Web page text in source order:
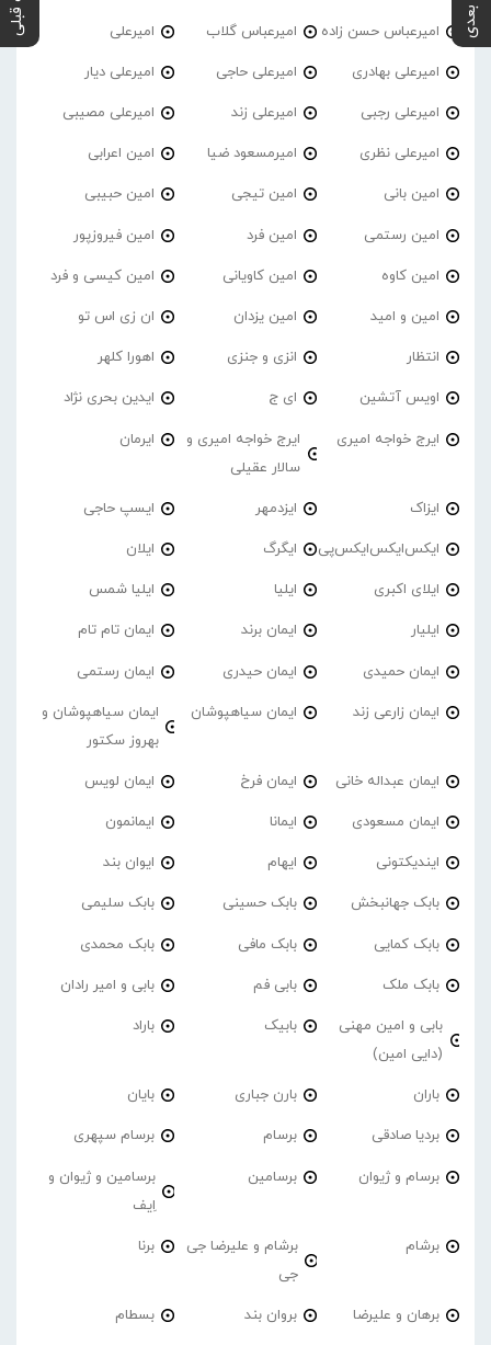
امیرعباس حسن زاده امیرعباس گلاب امیرعلی
امیرعلی بهادری امیرعلی حاجی امیرعلی دیار
امیرعلی رجبی امیرعلی زند امیرعلی مصیبی
امیرعلی نظری امیرمسعود ضیا امین اعرابی
امین بانی امین تیجی امین حبیبی
امین رستمی امین فرد امین فیروزپور
امین کاوه امین کاویانی امین کیسی و فرد
امین و امید امین یزدان ان زی اس تو
انتظار انزی و جنزی اهورا کلهر
اویس آتشین ای ج ایدین بحری نژاد
ایرج خواجه امیری
ایرج خواجه امیری و
سالار عقیلی
ایرمان
ایزاک ایزدمهر ایسپ حاجی
ایکس‌ایکس‌ایکس‌پی ایگرگ ایلان
ایلای اکبری ایلیا ایلیا شمس
ایلیار ایمان برند ایمان تام تام
ایمان حمیدی ایمان حیدری ایمان رستمی
ایمان زارعی زند ایمان سیاهپوشان
ایمان سیاهپوشان و
بهروز سکتور
ایمان عبداله خانی ایمان فرخ ایمان لویس
ایمان مسعودی ایمانا ایمانمون
ایندیکتونی ایهام ایوان بند
بابک جهانبخش بابک حسینی بابک سلیمی
بابک کمایی بابک مافی بابک محمدی
بابک ملک بابی فم بابی و امیر رادان
بابی و امین مهنی
(دایی امین)
بابیک باراد
باران بارن جباری بایان
بردیا صادقی برسام برسام سپهری
برسام و ژیوان برسامین
برسامین و ژیوان و
اِیف
برشام
برشام و علیرضا جی
جی
برنا
برهان و علیرضا بروان بند بسطام